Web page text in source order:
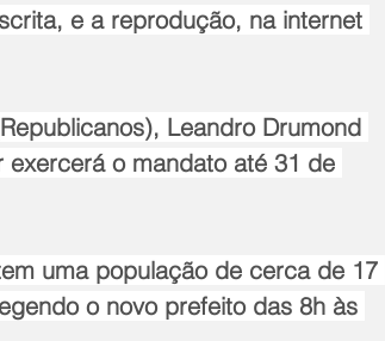
e a reprodução, na internet
Leandro Drumond
o mandato até 31 de
uma população de cerca de 17
o novo prefeito das 8h às